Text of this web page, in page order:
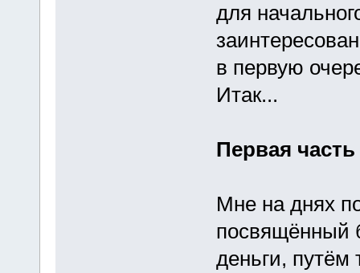
для
в первую
Итак...
Первая
Мне на днях
посвящённый
деньги, путём